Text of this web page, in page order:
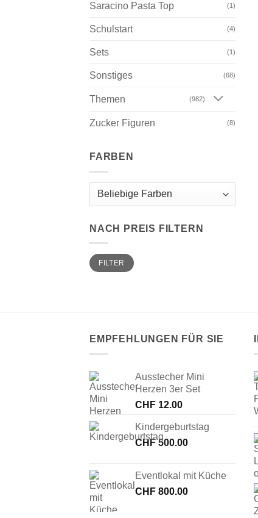
Saracino Pasta Top (1)
Schulstart (4)
Sets (1)
Sonstiges (68)
Themen (982)
Zucker Figuren (8)
FARBEN
NACH PREIS FILTERN
Min.
Preis
Max.
PreisFILTER
EMPFEHLUNGEN FÜR SIE
Ausstecher Mini
Herzen 3er Set
CHF 12.00
Kindergeburtstag
CHF500.00
Eventlokal mit Küche
CHF 800.00